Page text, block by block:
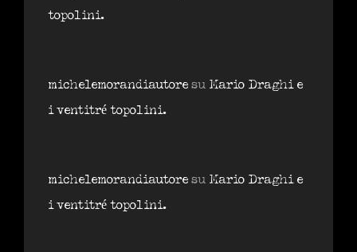
topolini.
michelemorandiautore su Mario Draghi e
i ventitré topolini.
michelemorandiautore su Mario Draghi e
i ventitré topolini.